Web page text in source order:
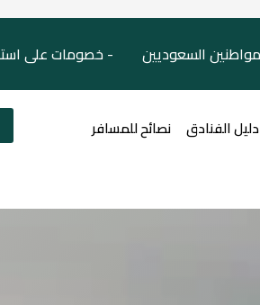
السعوديين - خصومات على
دليل الفنادق نصائح للمسافر